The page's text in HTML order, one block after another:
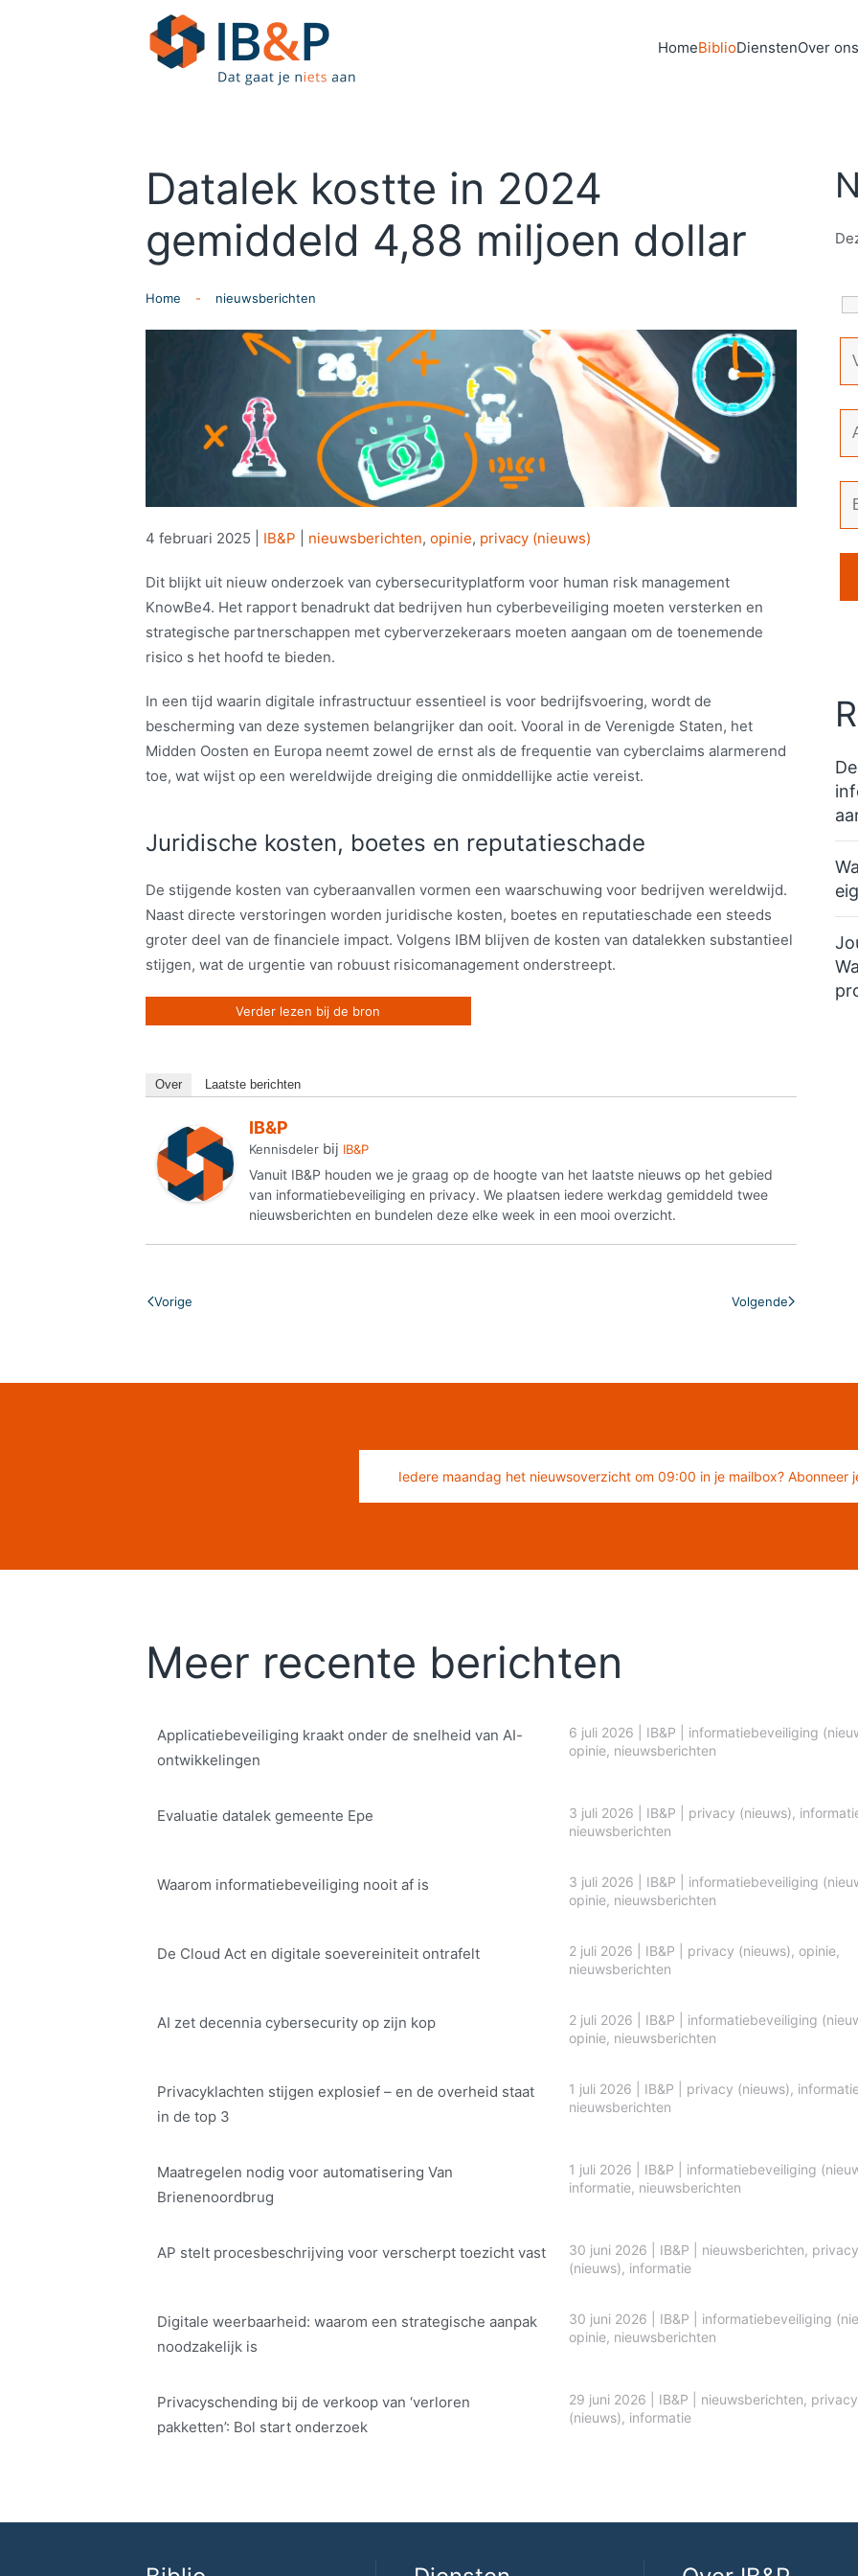
Skip to main content HomeBiblioDienstenOver ons
Datalek kostte in 2024
gemiddeld 4,88 miljoen dollar
Home nieuwsberichten
4 februari 2025 IB&P nieuwsberichten, opinie, privacy (nieuws)
Dit blijkt uit nieuw onderzoek van cybersecurityplatform voor human risk management
KnowBe4. Het rapport benadrukt dat bedrijven hun cyberbeveiliging moeten versterken en
strategische partnerschappen met cyberverzekeraars moeten aangaan om de toenemende
risico s het hoofd te bieden.
In een tijd waarin digitale infrastructuur essentieel is voor bedrijfsvoering, wordt de
bescherming van deze systemen belangrijker dan ooit. Vooral in de Verenigde Staten, het
Midden Oosten en Europa neemt zowel de ernst als de frequentie van cyberclaims alarmerend
toe, wat wijst op een wereldwijde dreiging die onmiddellijke actie vereist.
Juridische kosten, boetes en reputatieschade
De stijgende kosten van cyberaanvallen vormen een waarschuwing voor bedrijven wereldwijd.
Naast directe verstoringen worden juridische kosten, boetes en reputatieschade een steeds
groter deel van de financiele impact. Volgens IBM blijven de kosten van datalekken substantieel
stijgen, wat de urgentie van robuust risicomanagement onderstreept.
Verder lezen bij de bron
Over Laatste berichten
IB&P
Kennisdeler bij IB&P
Vanuit IB&P houden we je graag op de hoogte van het laatste nieuws op het gebied
van informatiebeveiliging en privacy. We plaatsen iedere werkdag gemiddeld twee
nieuwsberichten en bundelen deze elke week in een mooi overzicht.
Vorige Volgende
Iedere maandag het nieuwsoverzicht om 09:00 in je mailbox? Abonneer
Meer recente berichten
Applicatiebeveiliging kraakt onder de snelheid van AI-
ontwikkelingen
6 juli 2026 IB&P
informatiebeveiliging
opinie, nieuwsberichten
Evaluatie datalek gemeente Epe 3 juli 2026 IB&P privacy (nieuws),
nieuwsberichten
Waarom informatiebeveiliging nooit af is 3 juli 2026 IB&P
informatiebeveiliging
opinie, nieuwsberichten
De Cloud Act en digitale soe­ve­rei­ni­teit ontrafelt 2 juli 2026 IB&P privacy (nieuws), opinie,
nieuwsberichten
AI zet decennia cybersecurity op zijn kop 2 juli 2026 IB&P
informatiebeveiliging
opinie, nieuwsberichten
Privacyklachten stijgen explosief – en de overheid staat
in de top 3
1 juli 2026 IB&P privacy (nieuws),
nieuwsberichten
Maatregelen nodig voor automatisering Van
Brienenoordbrug
1 juli 2026 IB&P
informatiebeveiliging
informatie, nieuwsberichten
AP stelt procesbeschrijving voor verscherpt toezicht vast 30 juni 2026 IB&P nieuwsberichten, privacy
(nieuws), informatie
Digitale weerbaarheid: waarom een strategische aanpak
noodzakelijk is
30 juni 2026 IB&P
informatiebeveiliging
opinie, nieuwsberichten
Privacyschending bij de verkoop van ‘verloren
pakketten’: Bol start onderzoek
29 juni 2026 IB&P nieuwsberichten, privacy
(nieuws), informatie